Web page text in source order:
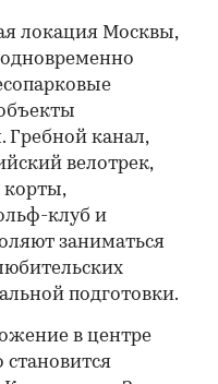
локация Москвы,
одновременно
Гребной канал,
велотрек,
корты,
клуб и
заниматься
подготовки.
в центре